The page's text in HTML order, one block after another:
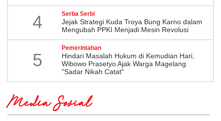
4 Serba Serbi
Jejak Strategi Kuda Troya Bung Karno dalam
Mengubah PPKI Menjadi Mesin Revolusi
5
Pemerintahan
Hindari Masalah Hukum di Kemudian Hari,
Wibowo Prasetyo Ajak Warga Magelang
"Sadar Nikah Catat"
Media Sosial